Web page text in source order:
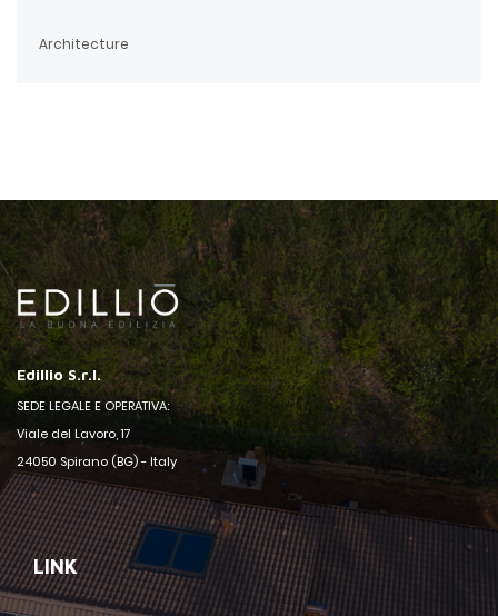
Architecture
Edillio S.r.l.
SEDE LEGALE E OPERATIVA:
Viale del Lavoro, 17
24050 Spirano (BG) - Italy
LINK